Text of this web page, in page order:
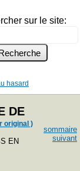
sur le site:
hasard
DE
original )
EN
sommaire
suivant